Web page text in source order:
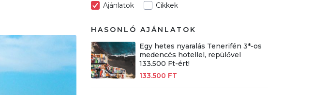
Ajánlatok Cikkek
HASONLÓ AJÁNLATOK
Egy hetes nyaralás Tenerifén 3*-os
medencés hotellel, repülővel
133.500 Ft-ért!
133.500 FT